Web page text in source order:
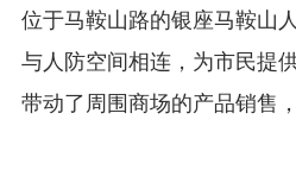
位于马鞍山路的银座马鞍山
与人防空间相连，为市民提
带动了周围商场的产品销售